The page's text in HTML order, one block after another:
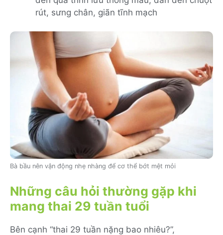
rút, sưng chân, giãn tĩnh mạch
Bà bầu nên vận động nhẹ nhàng để cơ thể bớt mệt mỏi
Những câu hỏi thường gặp khi
mang thai 29 tuần tuổi
Bên cạnh “thai 29 tuần nặng bao nhiêu?”,